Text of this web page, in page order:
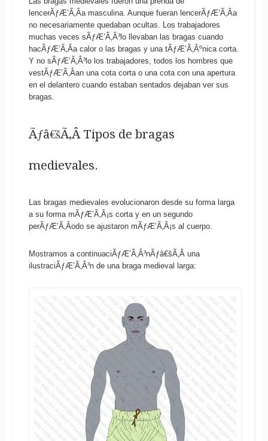
lencerÃƒÆ’Ã‚Â­a masculina. Aunque fueran lencerÃƒÆ’Ã‚Â­a
no necesariamente quedaban ocultas. Los trabajadores
muchas veces sÃƒÆ’Ã‚Â³lo llevaban las bragas cuando
hacÃƒÆ’Ã‚Â­a calor o las bragas y una tÃƒÆ’Ã‚Âºnica corta.
Y no sÃƒÆ’Ã‚Â³lo los trabajadores, todos los hombres que
vestÃƒÆ’Ã‚Â­an una cota corta o una cota con una apertura
en el delantero cuando estaban sentados dejaban ver sus
bragas.
Ãƒâ€šÃ‚Â Tipos de bragas
medievales.
Las bragas medievales evolucionaron desde su forma larga
a su forma mÃƒÆ’Ã‚Â¡s corta y en un segundo
perÃƒÆ’Ã‚Â­odo se ajustaron mÃƒÆ’Ã‚Â¡s al cuerpo.
Mostramos a continuaciÃƒÆ’Ã‚Â³nÃƒâ€šÃ‚Â una
ilustraciÃƒÆ’Ã‚Â³n de una braga medieval larga: